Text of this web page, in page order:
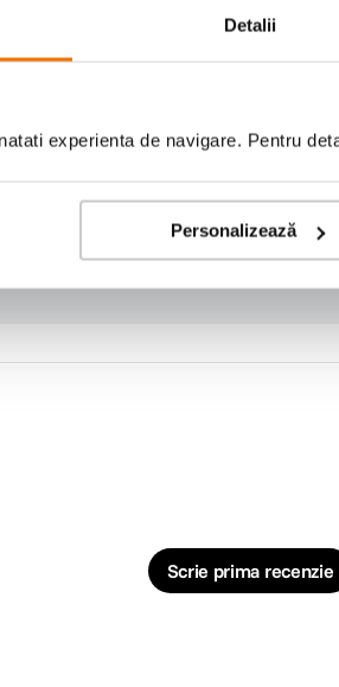
Detalii
experienta de navigare. Pentru
Personalizează
Scrie prima recenzie